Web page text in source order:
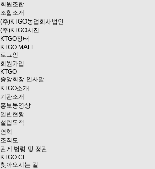
회원조합
조합소개
(주)KTGO농업회사법인
(주)KTGO서진
KTGO장터
KTGO MALL
로그인
회원가입
KTGO
중앙회장 인사말
KTGO소개
기관소개
홍보동영상
일반현황
설립목적
연혁
조직도
관계 법령 및 정관
KTGO CI
찾아오시는 길